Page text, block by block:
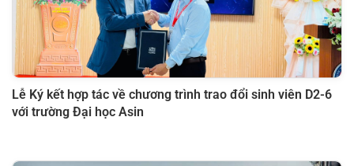
Lễ Ký kết hợp tác về chương trình trao đổi sinh viên D2-6
với trường Đại học Asin